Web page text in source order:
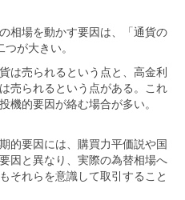
相場を動かす要因は、「通貨の
が大きい。
は売られるという点と、高金利
売られるという点がある。これ
機的要因が絡む場合が多い。
的要因には、購買力平価説や国
因と異なり、実際の為替相場へ
それらを意識して取引すること